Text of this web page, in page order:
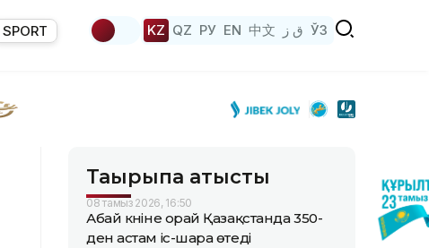
SPORT KZ QZ РУ EN 中文 ق ز ЎЗ
Тақырыпқа қатысты
08 тамыз 2026, 16:50
Абай күніне орай Қазақстанда 350-
ден астам іс-шара өтеді